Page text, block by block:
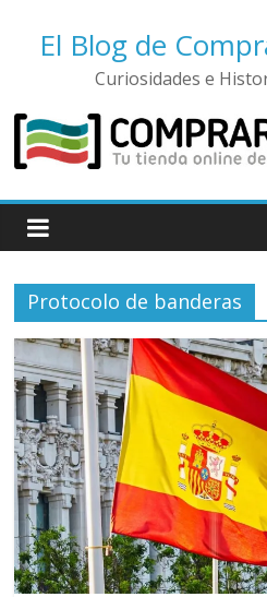
El Blog de
Curiosidades e
Protocolo de banderas